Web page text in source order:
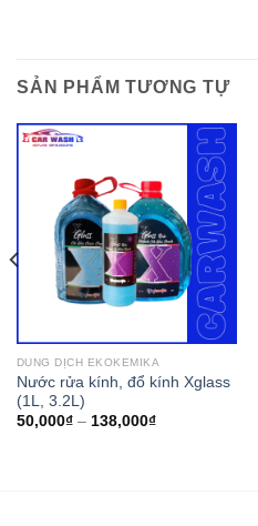
SẢN PHẨM TƯƠNG TỰ
DUNG DỊCH EKOKEMIKA
Nước rửa kính, đổ kính Xglass
(1L, 3.2L)
50,000₫– 138,000₫